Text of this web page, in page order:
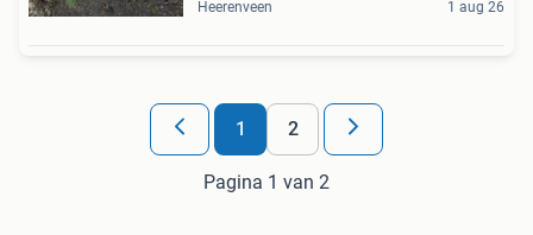
Heerenveen 1 aug 26
1 2
Pagina 1 van 2